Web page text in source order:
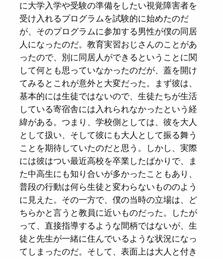
に大学入学や受験の準備をしたい視覚障害者を
受け入れるプログラムを試験的に始めたのだ
が、そのプログラムに参加する男性が僕の同居
人になったのだ。教育実習おじさんのことがあ
ったので、別に同居人ができるということに関
して何とも思っていなかったのだが、蓋を開け
てみるとこれが意外と大変だった。まず彼は、
基本的には生徒ではないので、生徒たちが生活
している寄宿舎には入れられなかったという経
緯がある。つまり、学校側としては、彼を大人
として扱い、そして彼にも大人として振る舞う
ことを期待していたのだと思う。しかし、実際
には彼はつい最近高校を卒業したばかりで、ま
た中高生にも知り合いが多かったこともあり、
普段の行動は何ら生徒と変わらないもののよう
に見えた。その一方で、僕の当時の立場は、ど
ちらかと言うと教員に近いものだった。したが
って、直接指導するような間柄ではないが、生
徒と先生が一緒に住んでいるような状況になっ
てしまったのだ。そして、表面上は大人と付き